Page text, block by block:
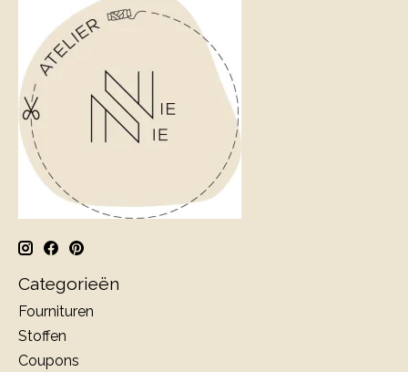
Categorieën
Fournituren
Stoffen
Coupons